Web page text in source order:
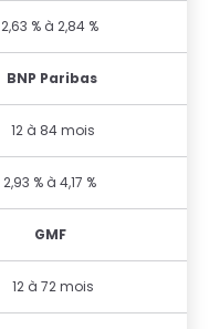
2,63 % à 2,84 %
BNP Paribas
12 à 84 mois
2,93 % à 4,17 %
GMF
12 à 72 mois